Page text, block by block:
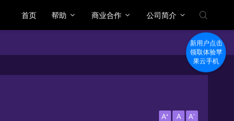
新用户点击
领取体验苹
果云手机
首页 帮助 商业合作 公司简介
A⁺ A A⁻